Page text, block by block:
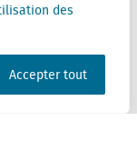
des
Accepter tout